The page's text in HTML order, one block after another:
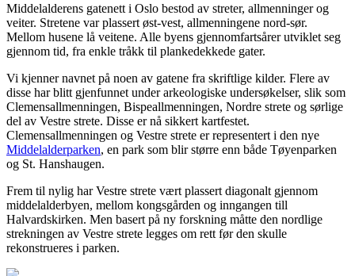
Middelalderens gatenett i Oslo bestod av streter, allmenninger og
veiter. Stretene var plassert øst-vest, allmenningene nord-sør.
Mellom husene lå veitene. Alle byens gjennomfartsårer utviklet seg
gjennom tid, fra enkle tråkk til plankedekkede gater.
Vi kjenner navnet på noen av gatene fra skriftlige kilder. Flere av
disse har blitt gjenfunnet under arkeologiske undersøkelser, slik som
Clemensallmenningen, Bispeallmenningen, Nordre strete og sørlige
del av Vestre strete. Disse er nå sikkert kartfestet.
Clemensallmenningen og Vestre strete er representert i den nye
Middelalderparken, en park som blir større enn både Tøyenparken
og St. Hanshaugen.
Frem til nylig har Vestre strete vært plassert diagonalt gjennom
middelalderbyen, mellom kongsgården og inngangen till
Halvardskirken. Men basert på ny forskning måtte den nordlige
strekningen av Vestre strete legges om rett før den skulle
rekonstrueres i parken.